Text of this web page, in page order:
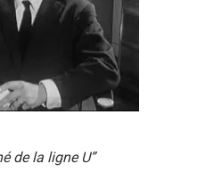
de la ligne U”